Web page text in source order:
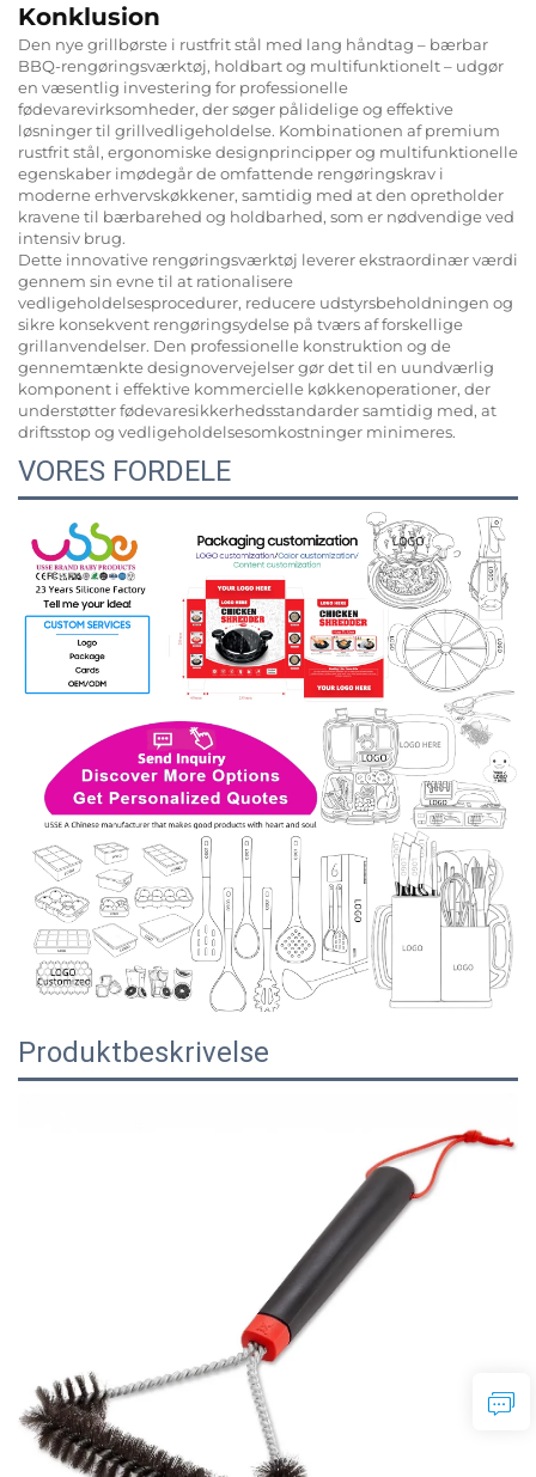
Konklusion
Den nye grillbørste i rustfrit stål med lang håndtag – bærbar
BBQ-rengøringsværktøj, holdbart og multifunktionelt – udgør
en væsentlig investering for professionelle
fødevarevirksomheder, der søger pålidelige og effektive
løsninger til grillvedligeholdelse. Kombinationen af premium
rustfrit stål, ergonomiske designprincipper og multifunktionelle
egenskaber imødegår de omfattende rengøringskrav i
moderne erhvervskøkkener, samtidig med at den opretholder
kravene til bærbarehed og holdbarhed, som er nødvendige ved
intensiv brug.
Dette innovative rengøringsværktøj leverer ekstraordinær værdi
gennem sin evne til at rationalisere
vedligeholdelsesprocedurer, reducere udstyrsbeholdningen og
sikre konsekvent rengøringsydelse på tværs af forskellige
grillanvendelser. Den professionelle konstruktion og de
gennemtænkte designovervejelser gør det til en uundværlig
komponent i effektive kommercielle køkkenoperationer, der
understøtter fødevaresikkerhedsstandarder samtidig med, at
driftsstop og vedligeholdelsesomkostninger minimeres.
VORES FORDELE
Produktbeskrivelse